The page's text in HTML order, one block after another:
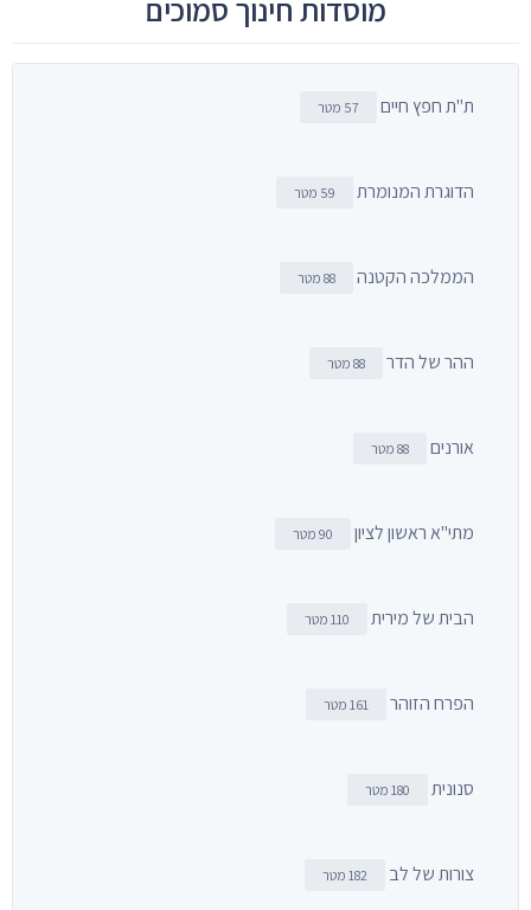
מוסדות חינוך סמוכים
ת"ת חפץ חיים 57 מטר
הדוגרת המנומרת 59 מטר
הממלכה הקטנה 88 מטר
ההר של הדר 88 מטר
אורנים 88 מטר
מתי"א ראשון לציון 90 מטר
הבית של מירית 110 מטר
הפרח הזוהר 161 מטר
סנונית 180 מטר
צורות של לב 182 מטר